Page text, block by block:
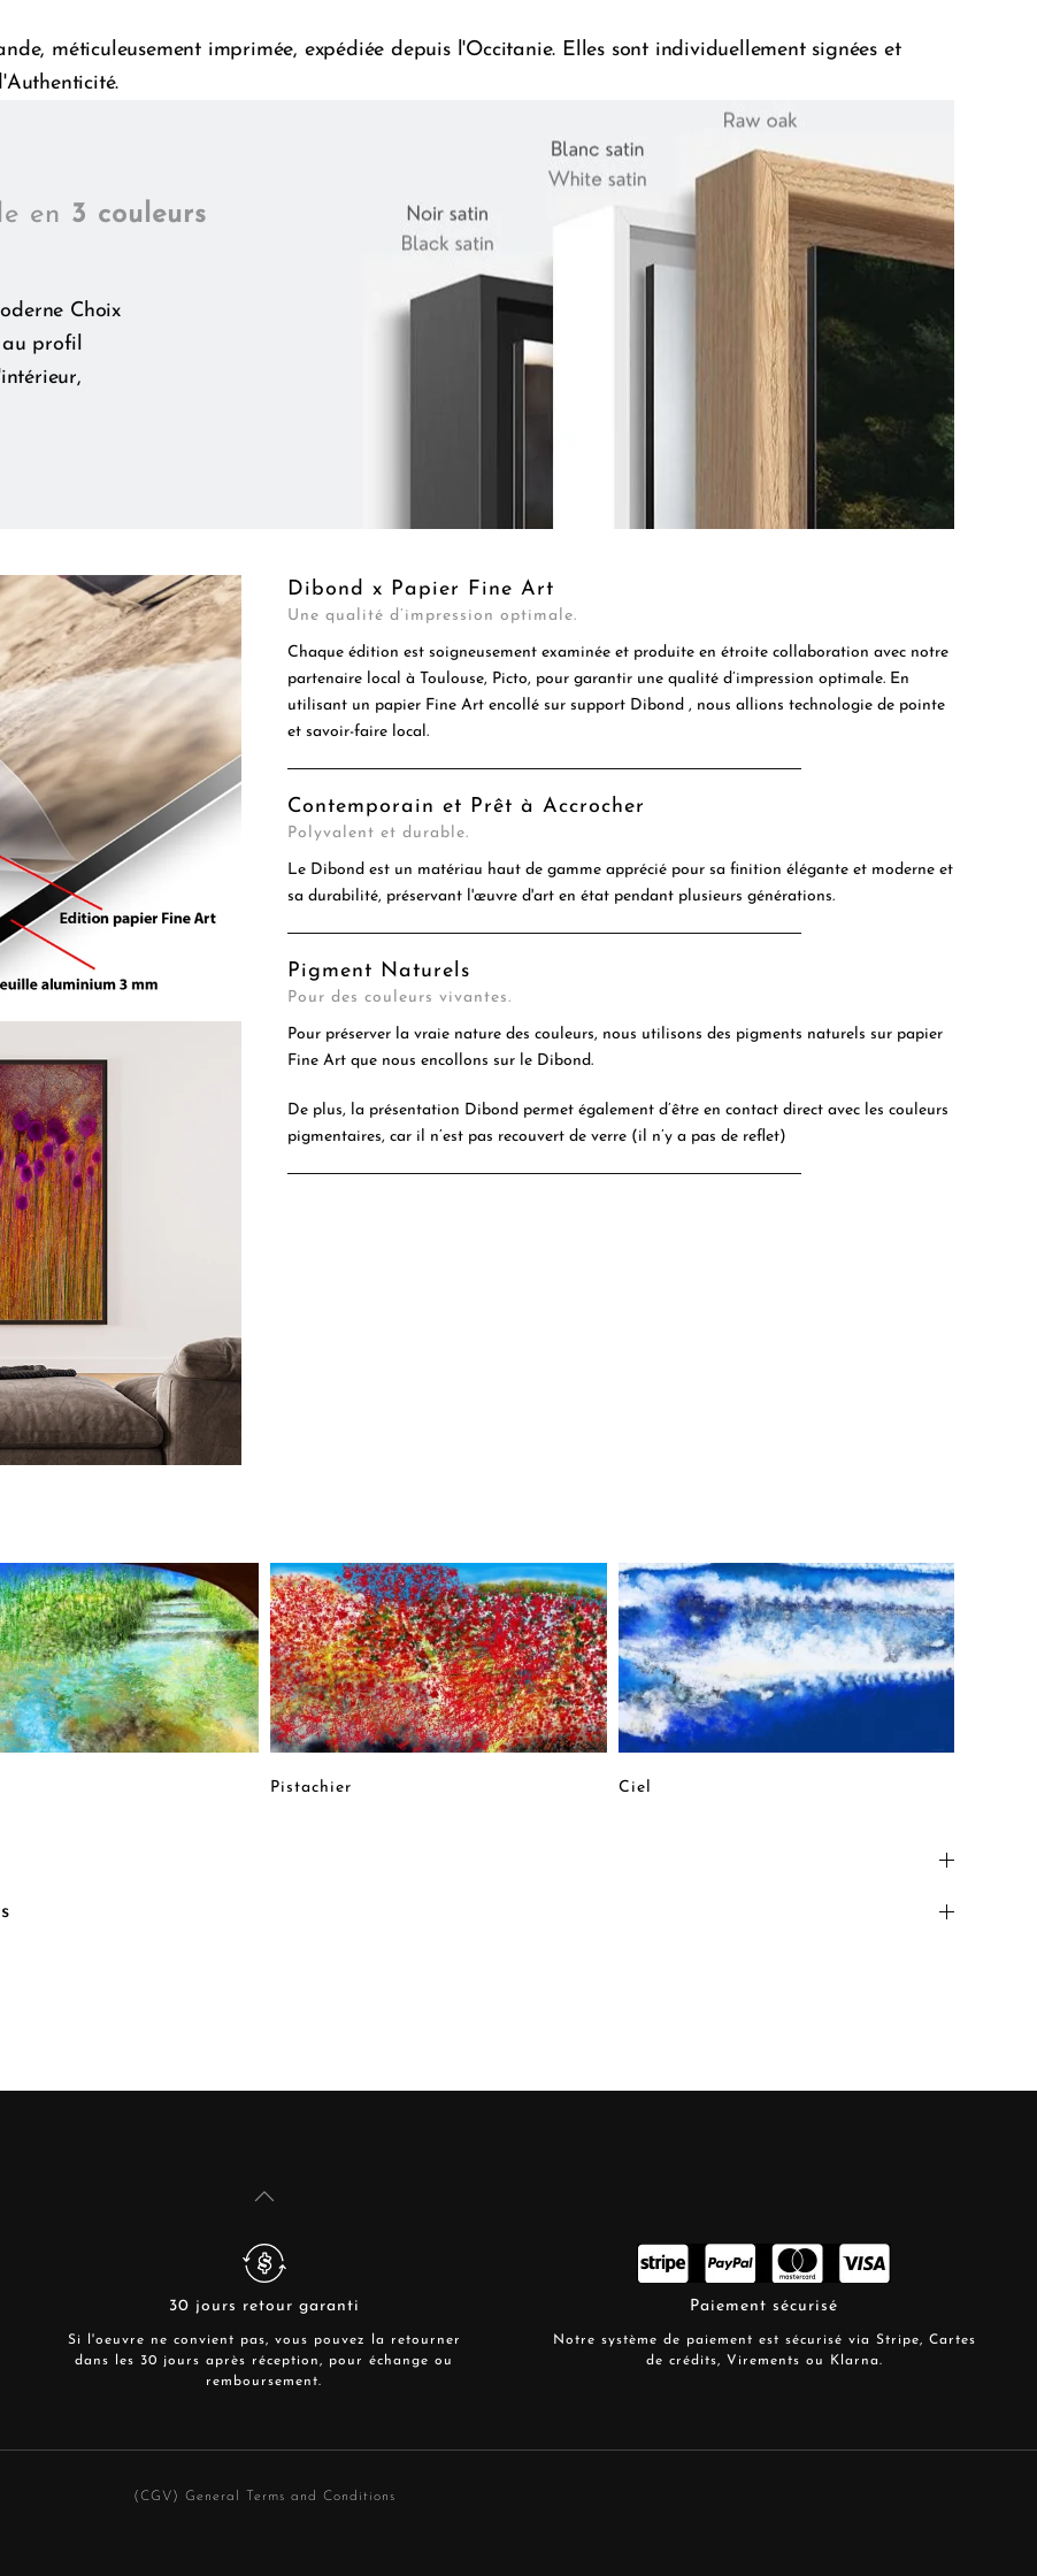
méticuleusement imprimée, expédiée depuis l'Occitanie. Elles sont individuellement signées et
en 3 couleurs
Choix
au profil
Dibond x Papier Fine Art
Une qualité d’impression optimale.
Chaque édition est soigneusement examinée et produite en étroite collaboration avec notre
partenaire local à Toulouse, Picto, pour garantir une qualité d’impression optimale. En
utilisant un papier Fine Art encollé sur support Dibond , nous allions technologie de pointe
et savoir-faire local.
Contemporain et Prêt à Accrocher
Polyvalent et durable.
Le Dibond est un matériau haut de gamme apprécié pour sa finition élégante et moderne et
sa durabilité, préservant l'œuvre d'art en état pendant plusieurs générations.
Pigment Naturels
Pour des couleurs vivantes.
Pour préserver la vraie nature des couleurs, nous utilisons des pigments naturels sur papier
Fine Art que nous encollons sur le Dibond.
De plus, la présentation Dibond permet également d’être en contact direct avec les couleurs
pigmentaires, car il n’est pas recouvert de verre (il n’y a pas de reflet)
Pistachier Ciel
30 jours retour garanti
Si l'oeuvre ne convient pas, vous pouvez la retourner
dans les 30 jours après réception, pour échange ou
remboursement.
Paiement sécurisé
Notre système de paiement est sécurisé via Stripe, Cartes
de crédits, Virements ou Klarna.
(CGV) General Terms and Conditions